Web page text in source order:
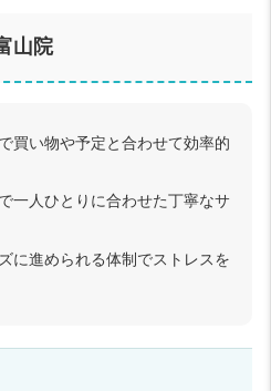
山院
買い物や予定と合わせて効率的
一人ひとりに合わせた丁寧なサ
に進められる体制でストレスを